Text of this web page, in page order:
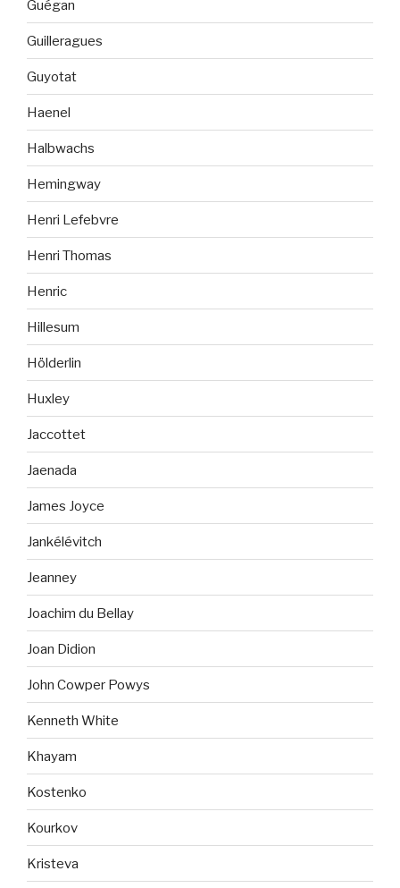
Guégan
Guilleragues
Guyotat
Haenel
Halbwachs
Hemingway
Henri Lefebvre
Henri Thomas
Henric
Hillesum
Hölderlin
Huxley
Jaccottet
Jaenada
James Joyce
Jankélévitch
Jeanney
Joachim du Bellay
Joan Didion
John Cowper Powys
Kenneth White
Khayam
Kostenko
Kourkov
Kristeva